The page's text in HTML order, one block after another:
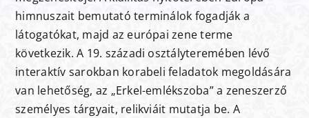
himnuszait bemutató terminálok fogadják a
látogatókat, majd az európai zene terme
következik. A 19. századi osztályteremében lévő
interaktív sarokban korabeli feladatok megoldására
van lehetőség, az „Erkel-emlékszoba” a zeneszerző
személyes tárgyait, relikviáit mutatja be. A